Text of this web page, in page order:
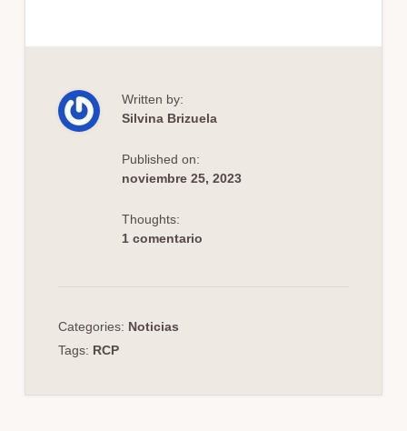
Written by:
Silvina Brizuela
Published on:
noviembre 25, 2023
Thoughts:
1 comentario
Categories: Noticias
Tags: RCP